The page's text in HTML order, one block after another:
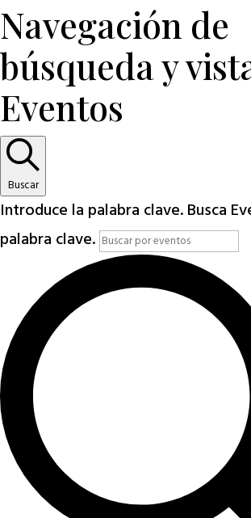
Navegación de
búsqueda y
Eventos
Buscar
Introduce la palabra clave. Busca
palabra clave.